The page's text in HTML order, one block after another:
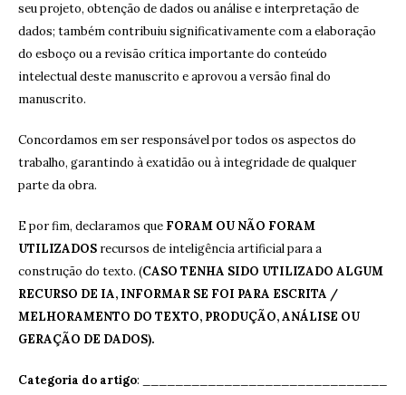
seu projeto, obtenção de dados ou análise e interpretação de
dados; também contribuiu significativamente com a elaboração
do esboço ou a revisão crítica importante do conteúdo
intelectual deste manuscrito e aprovou a versão final do
manuscrito.
Concordamos em ser responsável por todos os aspectos do
trabalho, garantindo à exatidão ou à integridade de qualquer
parte da obra.
E por fim, declaramos que FORAM OU NÃO FORAM
UTILIZADOS recursos de inteligência artificial para a
construção do texto. (CASO TENHA SIDO UTILIZADO ALGUM
RECURSO DE IA, INFORMAR SE FOI PARA ESCRITA /
MELHORAMENTO DO TEXTO, PRODUÇÃO, ANÁLISE OU
GERAÇÃO DE DADOS).
Categoria do artigo: ______________________________